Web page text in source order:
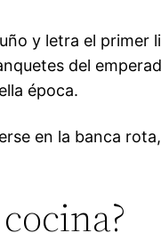
y letra el primer
del
época.
en la banca